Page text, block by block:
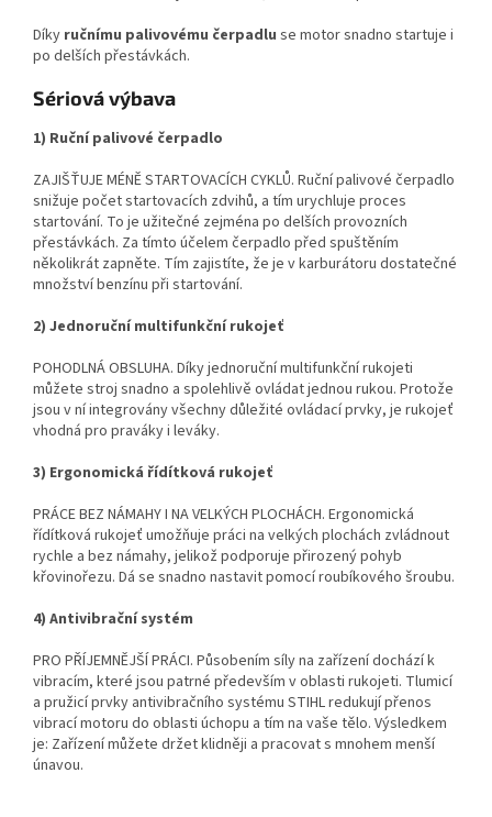
Díky ručnímu palivovému čerpadlu se motor snadno startuje i
po delších přestávkách.
Sériová výbava
1) Ruční palivové čerpadlo
ZAJIŠŤUJE MÉNĚ STARTOVACÍCH CYKLŮ. Ruční palivové čerpadlo
snižuje počet startovacích zdvihů, a tím urychluje proces
startování. To je užitečné zejména po delších provozních
přestávkách. Za tímto účelem čerpadlo před spuštěním
několikrát zapněte. Tím zajistíte, že je v karburátoru dostatečné
množství benzínu při startování.
2) Jednoruční multifunkční rukojeť
POHODLNÁ OBSLUHA. Díky jednoruční multifunkční rukojeti
můžete stroj snadno a spolehlivě ovládat jednou rukou. Protože
jsou v ní integrovány všechny důležité ovládací prvky, je rukojeť
vhodná pro praváky i leváky.
3) Ergonomická řídítková rukojeť
PRÁCE BEZ NÁMAHY I NA VELKÝCH PLOCHÁCH. Ergonomická
řídítková rukojeť umožňuje práci na velkých plochách zvládnout
rychle a bez námahy, jelikož podporuje přirozený pohyb
křovinořezu. Dá se snadno nastavit pomocí roubíkového šroubu.
4) Antivibrační systém
PRO PŘÍJEMNĚJŠÍ PRÁCI. Působením síly na zařízení dochází k
vibracím, které jsou patrné především v oblasti rukojeti. Tlumicí
a pružicí prvky antivibračního systému STIHL redukují přenos
vibrací motoru do oblasti úchopu a tím na vaše tělo. Výsledkem
je: Zařízení můžete držet klidněji a pracovat s mnohem menší
únavou.